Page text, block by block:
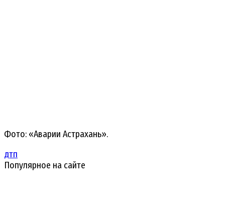
Фото: «Аварии Астрахань».
дтп
Популярное на сайте